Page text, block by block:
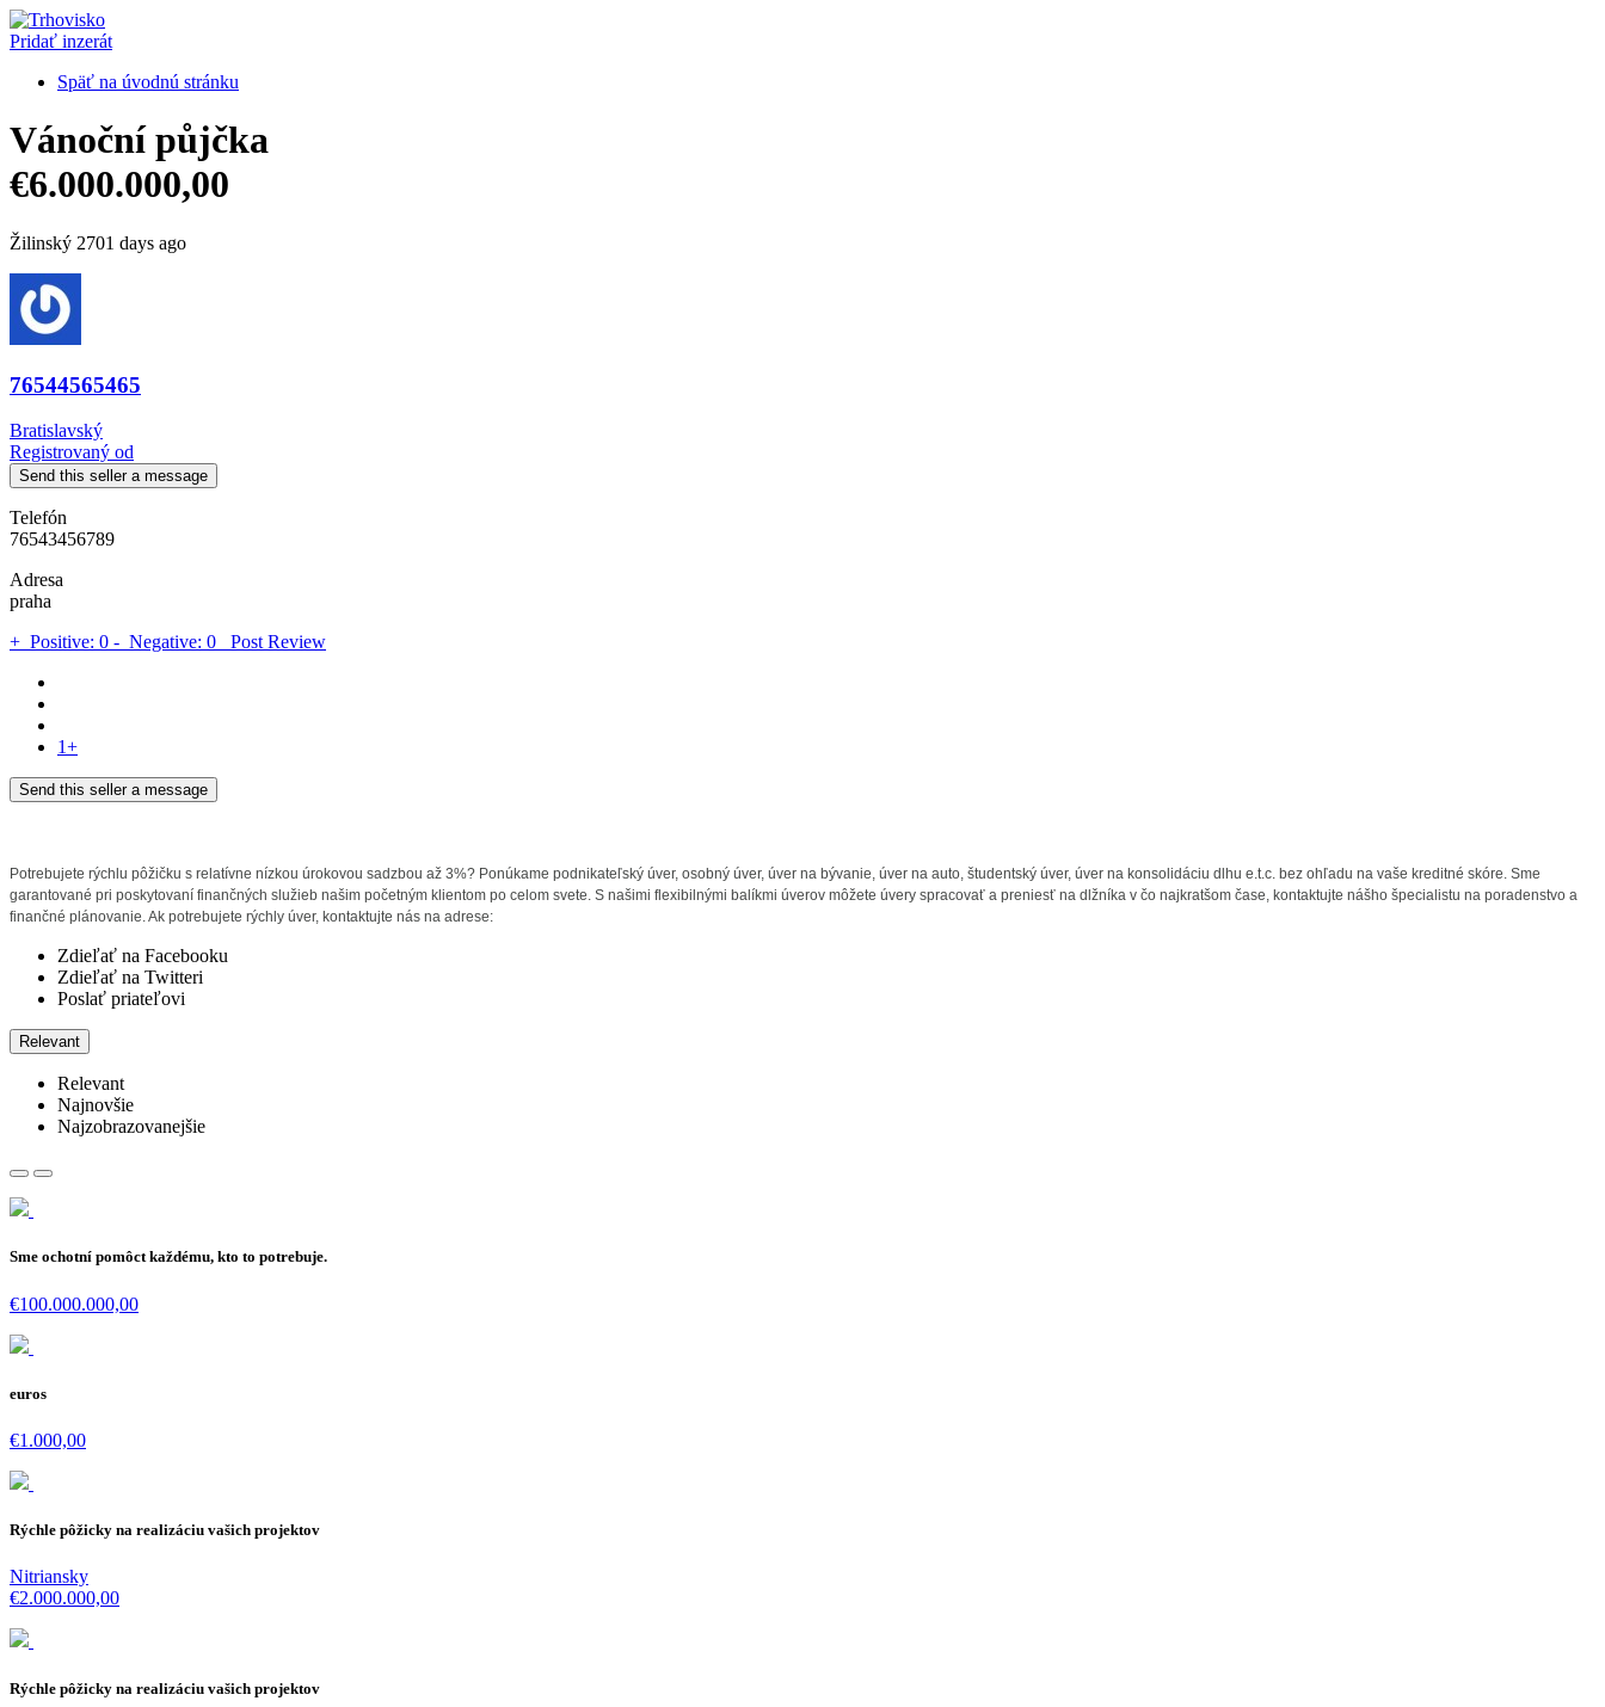
Pridať inzerát
Späť na úvodnú stránku
Vánoční půjčka
€6.000.000,00
Žilinský 2701 days ago
76544565465
Bratislavský
Registrovaný od
Send this seller a message
Telefón
76543456789
Adresa
praha
+ Positive: 0 - Negative: 0 Post Review
1+
Send this seller a message
Potrebujete rýchlu pôžičku s relatívne nízkou úrokovou sadzbou až 3%? Ponúkame podnikateľský úver, osobný úver, úver na bývanie, úver na auto, študentský úver, úver na konsolidáciu dlhu e.t.c. bez ohľadu na vaše kreditné skóre. Sme
garantované pri poskytovaní finančných služieb našim početným klientom po celom svete. S našimi flexibilnými balíkmi úverov môžete úvery spracovať a preniesť na dlžníka v čo najkratšom čase, kontaktujte nášho špecialistu na poradenstvo a
finančné plánovanie. Ak potrebujete rýchly úver, kontaktujte nás na adrese:
Zdieľať na Facebooku
Zdieľať na Twitteri
Poslať priateľovi
Relevant
Relevant
Najnovšie
Najzobrazovanejšie
Sme ochotní pomôct každému, kto to potrebuje.
€100.000.000,00
euros
€1.000,00
Rýchle pôžicky na realizáciu vašich projektov
Nitriansky
€2.000.000,00
Rýchle pôžicky na realizáciu vašich projektov